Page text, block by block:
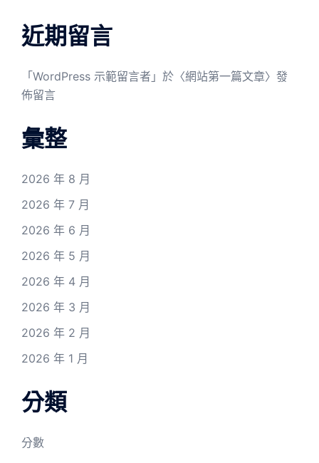
近期留言
「 WordPress 示範留言者 」於〈網站第一篇文章〉發
佈留言
彙整
2026 年 8 月
2026 年 7 月
2026 年 6 月
2026 年 5 月
2026 年 4 月
2026 年 3 月
2026 年 2 月
2026 年 1 月
分類
分數